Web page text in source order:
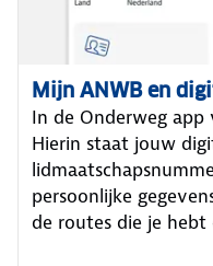
Mijn ANWB en
In de Onderweg
Hierin staat jouw
persoonlijke
de routes die je hebt